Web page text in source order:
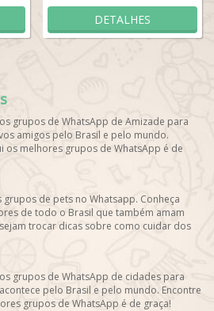
DETALHES
grupos de WhatsApp de Amizade para
amigos pelo Brasil e pelo mundo.
os melhores grupos de WhatsApp é de
grupos de pets no Whatsapp. Conheça
de todo o Brasil que também amam
trocar dicas sobre como cuidar dos
grupos de WhatsApp de cidades para
pelo Brasil e pelo mundo. Encontre
grupos de WhatsApp é de graça!